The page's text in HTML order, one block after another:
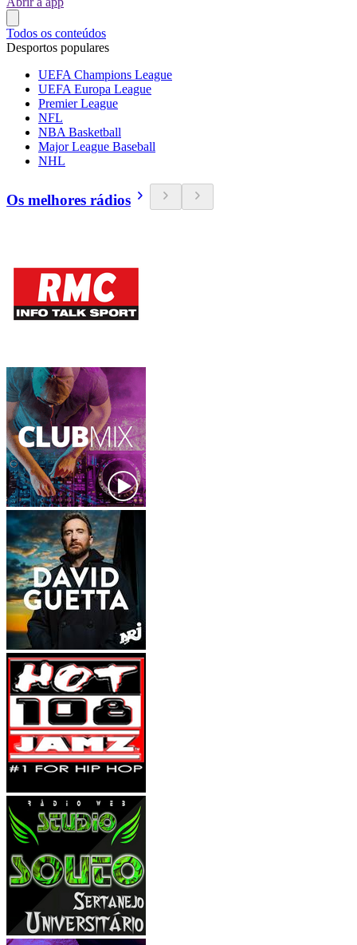
Todos os conteúdos
Desportos populares
UEFA Champions League
UEFA Europa League
Premier League
NFL
NBA Basketball
Major League Baseball
NHL
Os melhores rádios